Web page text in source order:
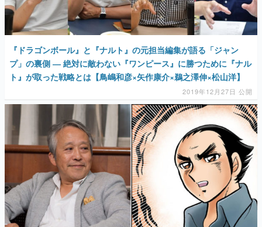
ゲームが変えた日本語
「経験値」「裏技」「ラスボス」… ゲームにまつわる言葉
の起源や用法の変遷を、コンピューター文化史研究家・タ
イニーP氏が徹底調査。
カテゴリ
マンガ
女性向け
アプリレビュー
その他
電ファミニコゲーマーとは？
『ドラゴンボール』と『ナルト』の元担当編集が語る「ジャン
プ」の裏側 ― 絶対に敵わない『ワンピース』に勝つために『ナル
ト』が取った戦略とは【鳥嶋和彦×矢作康介×鵜之澤伸×松山洋】
2019年12月27日 公開
Dr.マシリトがサイバーコネクトツー松山氏＆『ナルト』元担当編